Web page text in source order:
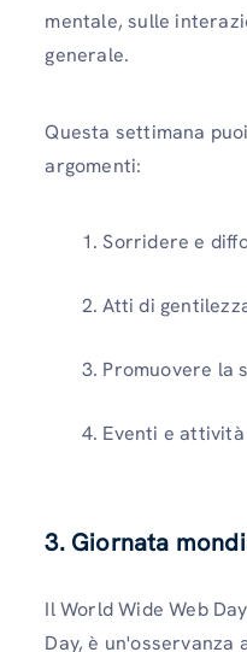
mentale, sulle
generale.
Questa settimana
argomenti:
Sorridere e
Atti di
Promuovere la
Eventi e
3. Giornata
Il World Wide Web
Day, è un'osservanza